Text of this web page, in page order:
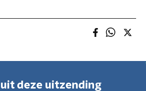
deze uitzending